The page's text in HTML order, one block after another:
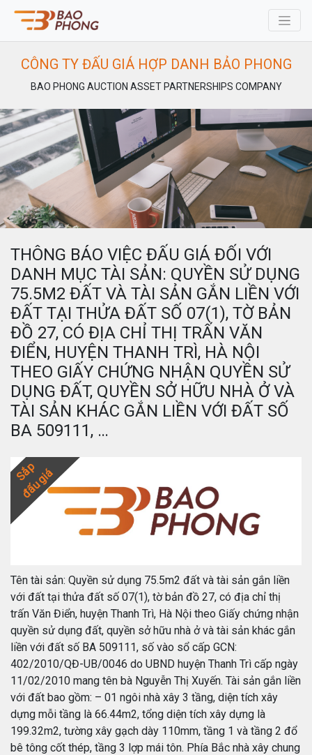
CÔNG TY ĐẤU GIÁ HỢP DANH BẢO PHONG
BAO PHONG AUCTION ASSET PARTNERSHIPS COMPANY
THÔNG BÁO VIỆC ĐẤU GIÁ ĐỐI VỚI
DANH MỤC TÀI SẢN: QUYỀN SỬ DỤNG
75.5M2 ĐẤT VÀ TÀI SẢN GẮN LIỀN VỚI
ĐẤT TẠI THỬA ĐẤT SỐ 07(1), TỜ BẢN
ĐỒ 27, CÓ ĐỊA CHỈ THỊ TRẤN VĂN
ĐIỂN, HUYỆN THANH TRÌ, HÀ NỘI
THEO GIẤY CHỨNG NHẬN QUYỀN SỬ
DỤNG ĐẤT, QUYỀN SỞ HỮU NHÀ Ở VÀ
TÀI SẢN KHÁC GẮN LIỀN VỚI ĐẤT SỐ
BA 509111, …
Sắp
đấu giá
Tên tài sản: Quyền sử dụng 75.5m2 đất và tài sản gắn liền
với đất tại thửa đất số 07(1), tờ bản đồ 27, có địa chỉ thị
trấn Văn Điển, huyện Thanh Trì, Hà Nội theo Giấy chứng nhận
quyền sử dụng đất, quyền sở hữu nhà ở và tài sản khác gắn
liền với đất số BA 509111, số vào sổ cấp GCN:
402/2010/QĐ-UB/0046 do UBND huyện Thanh Trì cấp ngày
11/02/2010 mang tên bà Nguyễn Thị Xuyến. Tài sản gắn liền
với đất bao gồm: – 01 ngôi nhà xây 3 tầng, diện tích xây
dựng mỗi tầng là 66.44m2, tổng diện tích xây dựng là
199.32m2, tường xây gạch dày 110mm, tầng 1 và tầng 2 đổ
bê tông cốt thép, tầng 3 lợp mái tôn. Phía Bắc nhà xây chung